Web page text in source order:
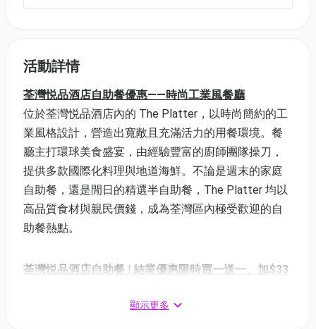
活動詳情
荃灣悦品酒店自助餐優惠——時尚工業風餐廳
位於荃灣悦品酒店內的 The Platter，以時尚簡約的工
業風格設計，營造出寬敞且充滿活力的用餐環境。餐
廳主打環球美食盛宴，由經驗豐富的廚師團隊操刀，
提供多款國際化料理與地道海鮮。不論是週末的家庭
自助餐，還是閒日的精選半自助餐，The Platter 均以
高品質食材與親民價錢，成為荃灣區內極受歡迎的自
助餐熱點。
荃灣悦品酒店自助餐 | 結業優惠限時買一送一、加$33
⏰快閃日期：即日起 至 3/5/2026
顯示更多